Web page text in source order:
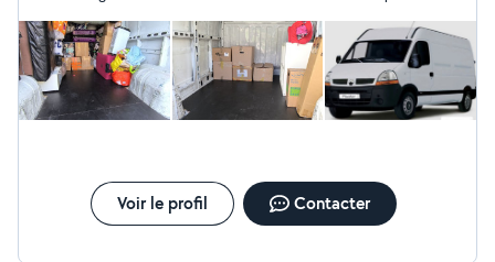
ponctuel et très sympathique que je n'hésiterai pas à
recontacter.
Voir le profil Contacter